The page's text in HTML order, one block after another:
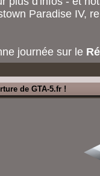
Paradise IV,
journée sur le
de GTA-5.fr !